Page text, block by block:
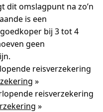
dit omslagpunt na zo’n
is een
bij 3 tot 4
geen
reisverzekering
»
reisverzekering
»